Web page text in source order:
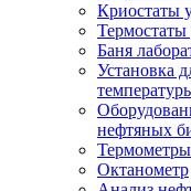
Криостаты
Баня
Установка
нефтяных
Октанометр